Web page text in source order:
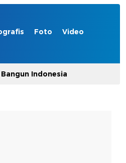
Foto Video
Bangun Indonesia